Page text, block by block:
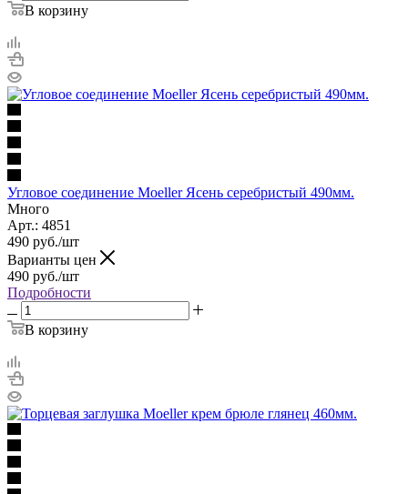
В корзину
Угловое соединение Moeller Ясень серебристый 490мм.
Много
Арт.: 4851
490 руб./шт
Варианты цен
490 руб./шт
Подробности
В корзину